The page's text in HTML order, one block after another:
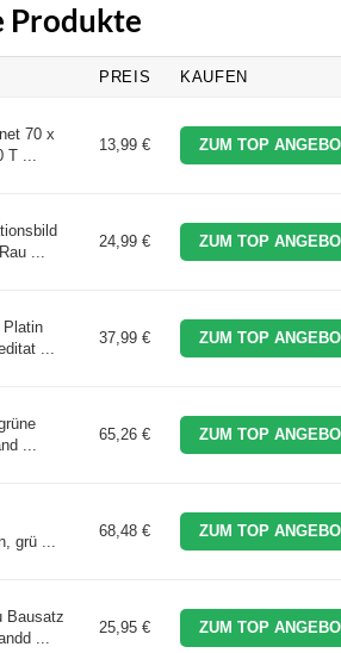
Produkte
PREIS KAUFEN
70 x
...
13,99 € ZUM TOP
...
24,99 € ZUM TOP
Platin
...
37,99 € ZUM TOP
...
65,26 € ZUM TOP
grü ...
68,48 € ZUM TOP
Bausatz
...
25,95 € ZUM TOP